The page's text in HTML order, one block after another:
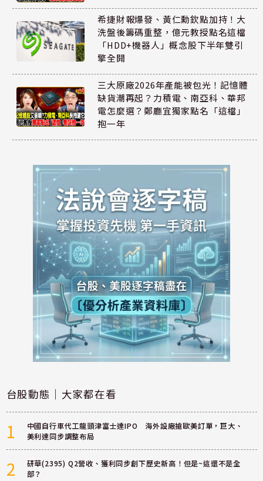
希捷財報爆發、黃仁勳欽點加持！大
洗盤後籌碼重整，億元教授點名這檔
「HDD+機器人」概念股下半年雙引
擎全開
三大原廠2026年產能被包光！記憶體
缺貨潮再起？力積電、南亞科、華邦
電怎麼選？鄭廳宜獨家點名「這檔」
抱一年
台股動態｜大家都在看
1
中國自行車代工龍頭津富士達IPO 海外設廠搶歐美訂單，巨大、
美利達同步調整布局
2
研華(2395) Q2營收、獲利同步創下歷史新高！但是~這還不是全
部？